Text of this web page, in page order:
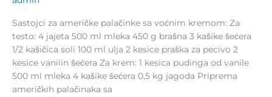
Sastojci za američke palačinke sa voćnim kremom: Za
testo: 4 jajeta 500 ml mleka 450 g brašna 3 kašike šećera
1/2 kašičica soli 100 ml ulja 2 kesice praška za pecivo 2
kesice vanilin šećera Za krem: 1 kesica pudinga od vanile
500 ml mleka 4 kašike šećera 0,5 kg jagoda Priprema
američkih palačinaka sa